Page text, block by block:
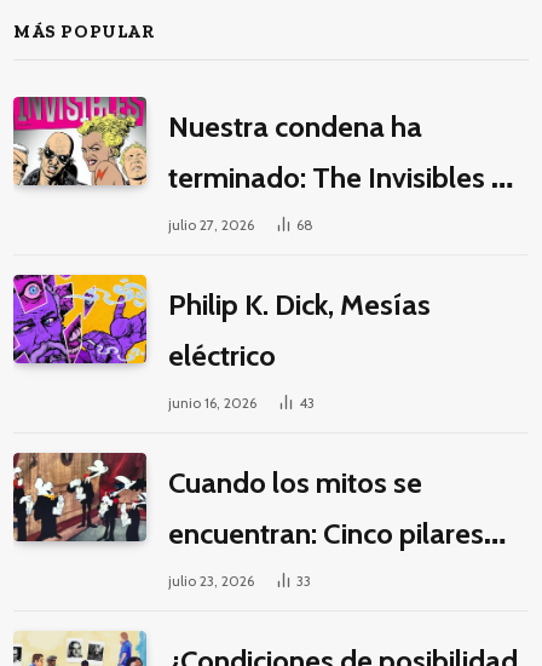
MÁS POPULAR
Nuestra condena ha
terminado: The Invisibles y
la guerra por la imaginación
julio 27, 2026 68
Philip K. Dick, Mesías
eléctrico
junio 16, 2026 43
Cuando los mitos se
encuentran: Cinco pilares
éticos para una fantasía
julio 23, 2026 33